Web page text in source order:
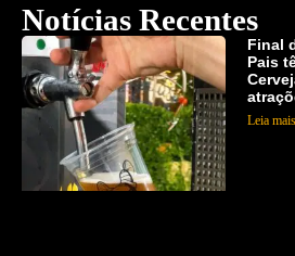
Notícias Recentes
Final
Pais
Leia